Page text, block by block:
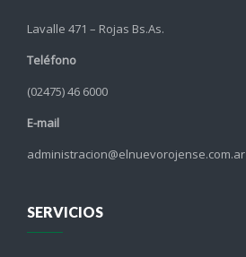
Lavalle 471 – Rojas Bs.As.
Teléfono
(02475) 46 6000
E-mail
administracion@elnuevorojense.com.ar
SERVICIOS